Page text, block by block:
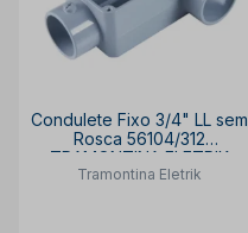
Condulete Fixo 3/4" LL sem
Rosca 56104/312
TRAMONTINA ELETRIK
Tramontina Eletrik